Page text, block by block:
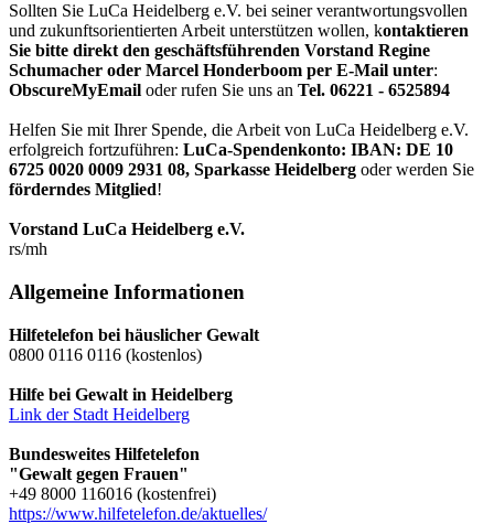
Sollten Sie LuCa Heidelberg e.V. bei seiner verantwortungsvollen
und zukunftsorientierten Arbeit unterstützen wollen, kontaktieren
Sie bitte direkt den geschäftsführenden Vorstand Regine
Schumacher oder Marcel Honderboom per E-Mail unter:
ObscureMyEmail oder rufen Sie uns an Tel. 06221 - 6525894
Helfen Sie mit Ihrer Spende, die Arbeit von LuCa Heidelberg e.V.
erfolgreich fortzuführen: LuCa-Spendenkonto: IBAN: DE 10
6725 0020 0009 2931 08, Sparkasse Heidelberg oder werden Sie
förderndes Mitglied!
Vorstand LuCa Heidelberg e.V.
rs/mh
Allgemeine Informationen
Hilfetelefon bei häuslicher Gewalt
0800 0116 0116 (kostenlos)
Hilfe bei Gewalt in Heidelberg
Link der Stadt Heidelberg
Bundesweites Hilfetelefon
"Gewalt gegen Frauen"
+49 8000 116016 (kostenfrei)
https://www.hilfetelefon.de/aktuelles/